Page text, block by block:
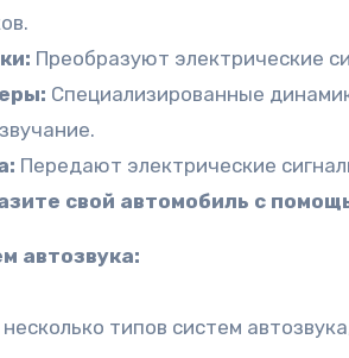
Преобразуют электрические
Специализированные
Передают электрические
свой автомобиль с
автозвука:
типов систем